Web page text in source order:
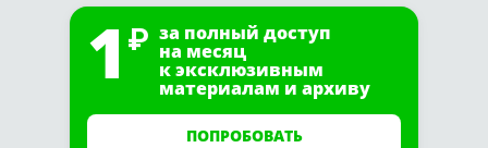
1 за полный доступ
на месяц
к эксклюзивным
материалам и архиву
ПОПРОБОВАТЬ